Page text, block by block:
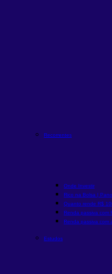
Recorrentes
Onde Investir
Rico na Bolsa |
Quanto rende R$
Renda passiva com
Renda passiva com
Estudos